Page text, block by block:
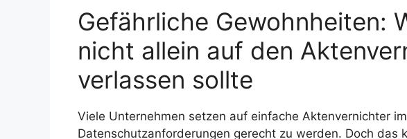
Gefährliche Gewohnheiten:
nicht allein auf den
verlassen sollte
Viele Unternehmen setzen auf einfache Aktenvernichter
Datenschutzanforderungen gerecht zu werden. Doch das